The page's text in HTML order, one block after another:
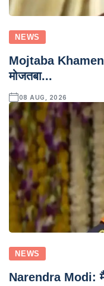
NEWS
Mojtaba
मोजतबा...
08 AUG, 2026
NEWS
Narendra Modi: मैं